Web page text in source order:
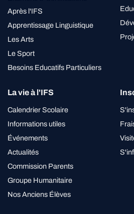
Après l'IFS
Apprentissage Linguistique
Les Arts
Le Sport
Besoins Educatifs Particuliers
La vie à l'IFS
Calendrier Scolaire
Informations utiles
Événements
Actualités
Commission Parents
Groupe Humanitaire
Nos Anciens Élèves